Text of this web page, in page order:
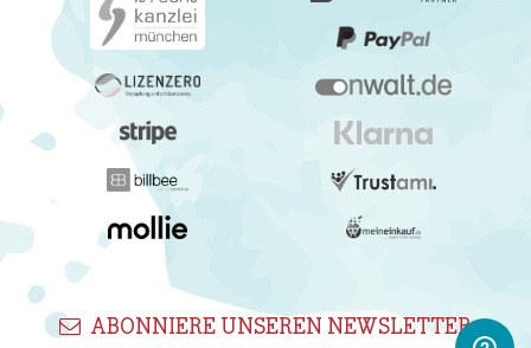
ABONNIERE UNSEREN NEWSLETTER